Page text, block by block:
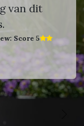
van dit
Score 5​